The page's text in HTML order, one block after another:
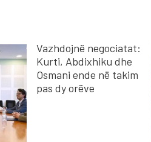
Vazhdojnë negociatat:
Kurti, Abdixhiku dhe
Osmani ende në takim
pas dy orëve